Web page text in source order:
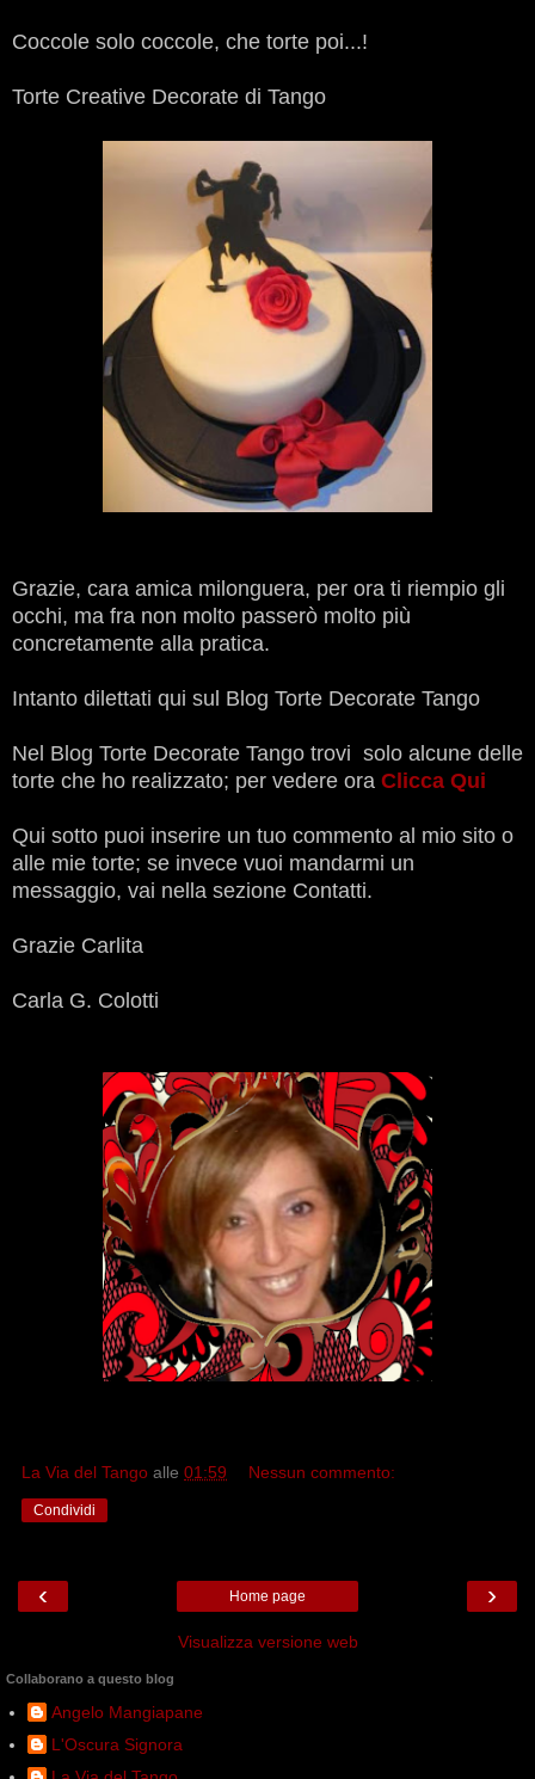
Coccole solo coccole, che torte poi...!
Torte Creative Decorate di Tango
Grazie, cara amica milonguera, per ora ti riempio gli
occhi, ma fra non molto passerò molto più
concretamente alla pratica.
Intanto dilettati qui sul Blog Torte Decorate Tango
Nel Blog Torte Decorate Tango trovi solo alcune delle
torte che ho realizzato; per vedere ora Clicca Qui
Qui sotto puoi inserire un tuo commento al mio sito o
alle mie torte; se invece vuoi mandarmi un
messaggio, vai nella sezione Contatti.
Grazie Carlita
Carla G. Colotti
La Via del Tango alle 01:59 Nessun commento:
Condividi
‹ ›
Home page
Visualizza versione web
Collaborano a questo blog
Angelo Mangiapane
L'Oscura Signora